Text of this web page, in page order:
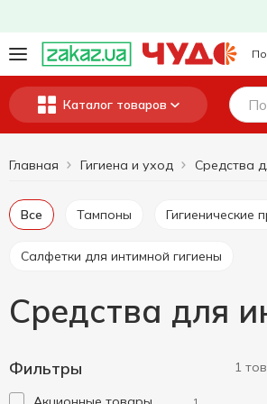
Каталог товаров
Главная Гигиена и уход
Все Тампоны Гигиенические
Салфетки для интимной гигиены
Средства для
Фильтры 1